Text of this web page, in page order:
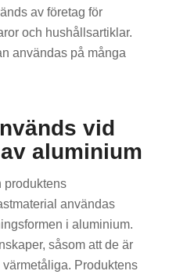
av företag för
och hushållsartiklar.
användas på många
vid
aluminium
produktens
användas
i aluminium.
såsom att de är
Produktens